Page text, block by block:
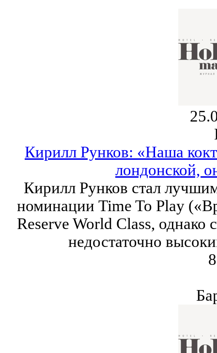
Кирилл Рунков: «Наша
лондонской,
Кирилл Рунков стал
номинации Time To Play
Reserve World Class, однако
недостаточно